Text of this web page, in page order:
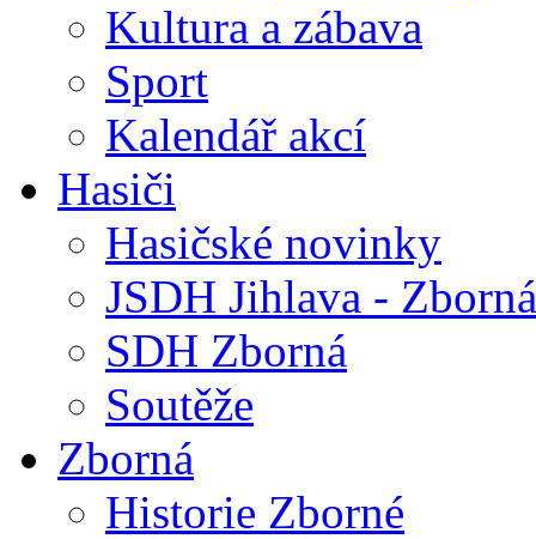
Kultura a zábava
Sport
Kalendář akcí
Hasiči
Hasičské novinky
JSDH Jihlava - Zborná
SDH Zborná
Soutěže
Zborná
Historie Zborné